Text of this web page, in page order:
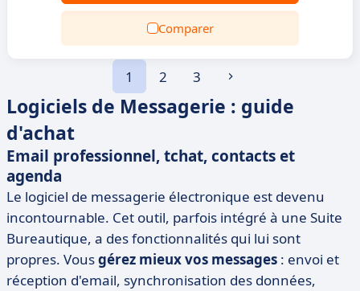
Comparer
1 2 3
Logiciels de Messagerie : guide
d'achat
Email professionnel, tchat, contacts et
agenda
Le logiciel de messagerie électronique est devenu
incontournable. Cet outil, parfois intégré à une Suite
Bureautique, a des fonctionnalités qui lui sont
propres. Vousgérez mieux vos messages : envoi et
réception d'email, synchronisation des données,